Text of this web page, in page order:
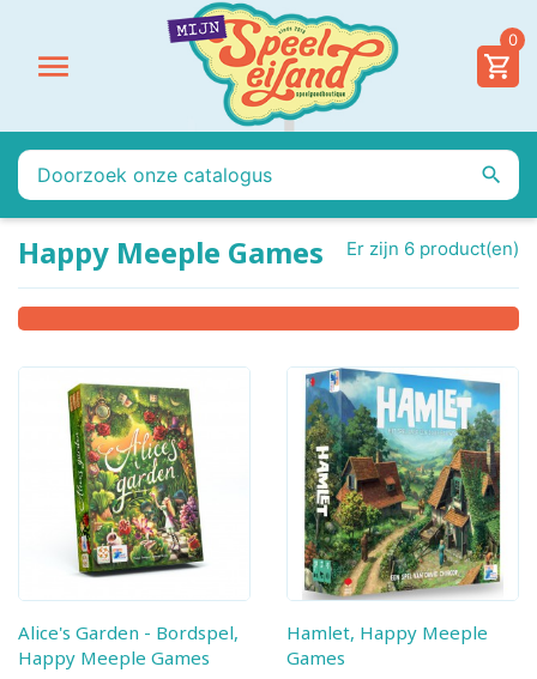

0

Happy Meeple Games Er zijn 6 product(en)
Alice's Garden - Bordspel,
Happy Meeple Games
Hamlet, Happy Meeple
Games